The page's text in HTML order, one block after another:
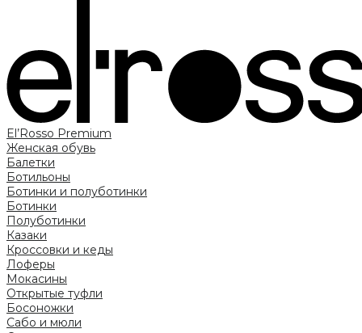
El’Rosso Premium
Женская обувь
Балетки
Ботильоны
Ботинки и полуботинки
Ботинки
Полуботинки
Казаки
Кроссовки и кеды
Лоферы
Мокасины
Открытые туфли
Босоножки
Сабо и мюли